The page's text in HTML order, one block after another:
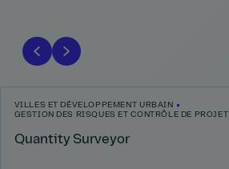
VILLES ET DÉVELOPPEMENT URBAIN
GESTION DES RISQUES ET CONTRÔLE DE PROJET
Quantity Surveyor